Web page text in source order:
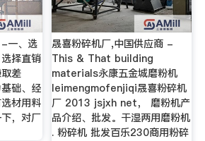
-一、选
择直销
差
础、经
材用料
，对厂
晟喜粉碎机厂,中国供应商 -
This & That building
materials永康五金城磨粉机
leimengmofenjiqi晟喜粉碎机
厂 2013 jsjxh net， 磨粉机产
品介绍、批发。干湿两用磨粉机
. 粉碎机 批发百乐230商用粉碎